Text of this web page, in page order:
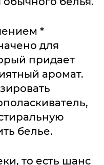
*
для
придает
аромат.
белье.
то есть шанс